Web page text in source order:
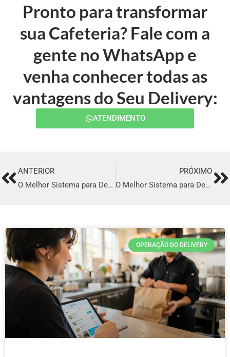
Pronto para transformar
sua Cafeteria? Fale com a
gente no WhatsApp e
venha conhecer todas as
vantagens do Seu Delivery:
ATENDIMENTO
PrevANTERIOR
O Melhor Sistema para Delivery em Manicoré
PRÓXIMO
O Melhor Sistema para Delivery em Rondon do Pará
OPERAÇÃO DO DELIVERY